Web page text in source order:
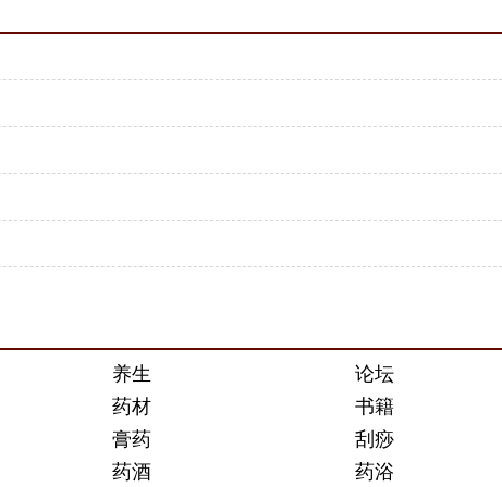
养生
论坛
药材
书籍
膏药
刮痧
药酒 药浴